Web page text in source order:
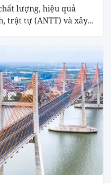
lượng, hiệu quả
trật tự (ANTT) và xây...